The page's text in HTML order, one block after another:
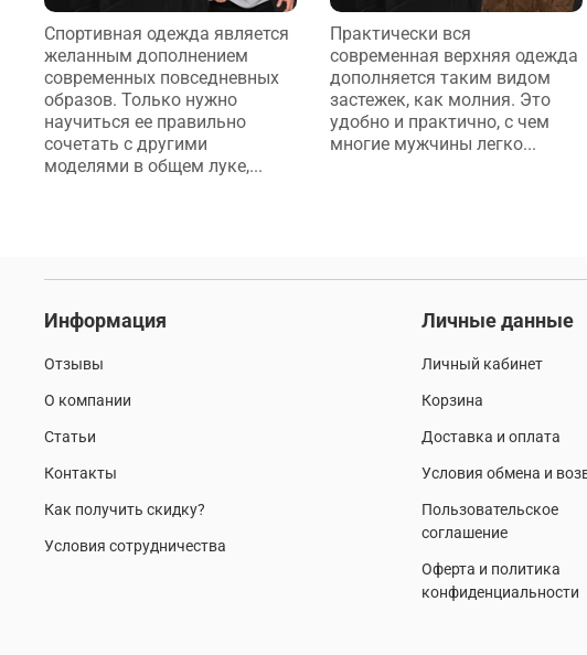
Спортивная одежда является
желанным дополнением
современных повседневных
образов. Только нужно
научиться ее правильно
сочетать с другими
моделями в общем луке,...
Практически вся
современная верхняя одежда
дополняется таким видом
застежек, как молния. Это
удобно и практично, с чем
многие мужчины легко...
Информация
Отзывы
О компании
Статьи
Контакты
Как получить скидку?
Условия сотрудничества
Личные данные
Личный кабинет
Корзина
Доставка и оплата
Условия обмена и
Пользовательское
соглашение
Оферта и политика
конфиденциальности